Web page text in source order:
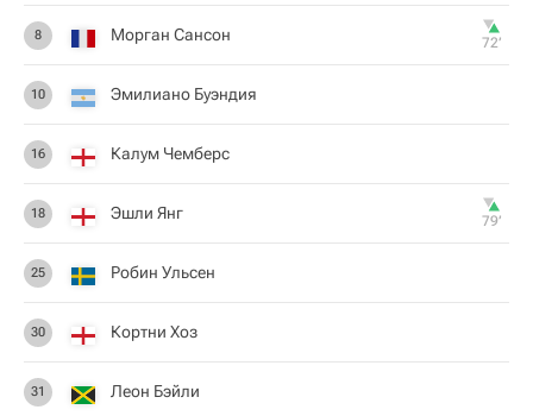
8 Морган Сансон 72‎’‎
10 Эмилиано Буэндия
16 Калум Чемберс
18 Эшли Янг 79‎’‎
25 Робин Ульсен
30 Кортни Хоз
31 Леон Бэйли